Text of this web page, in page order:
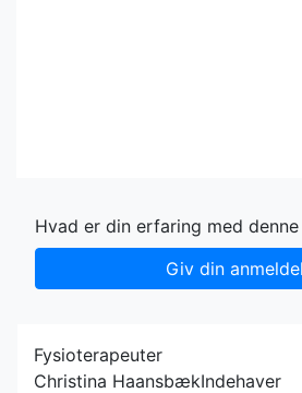
Hvad er din erfaring med
Giv din
Fysioterapeuter
Christina HaansbækIndehaver